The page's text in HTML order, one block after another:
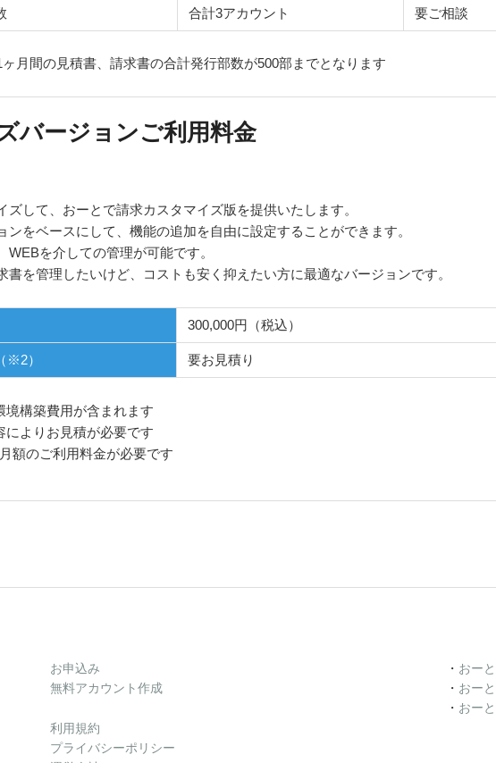
合計3アカウント 要ご相談
月間の見積書、請求書の合計発行部数が500部までとなります
バージョンご利用料金
ズして、おーとで請求カスタマイズ版を提供いたします。
ンをベースにして、機能の追加を自由に設定することができます。
WEBを介しての管理が可能です。
書を管理したいけど、コストも安く抑えたい方に最適なバージョンです。
300,000円（税込）
※2） 要お見積り
構築費用が含まれます
よりお見積が必要です
額のご利用料金が必要です
お申込み
無料アカウント作成
利用規約
プライバシーポリシー
・ おー
・ おー
・ おー